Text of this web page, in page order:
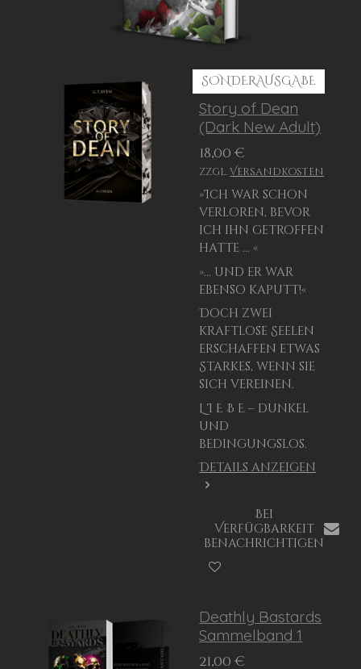
SONDERAUSGABE
Story of Dean
(Dark New Adult)
18,00 €
zzgl.Versandkosten
»Ich war schon
verloren, bevor
ich ihn getroffen
hatte ... «
»... und er war
ebenso kaputt!«
Doch zwei
kraftlose Seelen
erschaffen etwas
Starkes, wenn sie
sich vereinen.
L I E B E– dunkel
und
bedingungslos.
Details anzeigen
Bei
Verfügbarkeit
benachrichtigen
Deathly Bastards
Sammelband 1
21,00 €